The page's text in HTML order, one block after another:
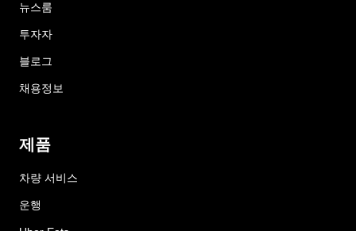
뉴스룸
투자자
블로그
채용정보
제품
차량 서비스
운행